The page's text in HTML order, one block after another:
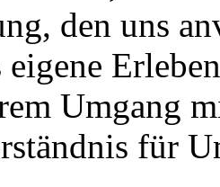
den uns
eigene
Umgang
für